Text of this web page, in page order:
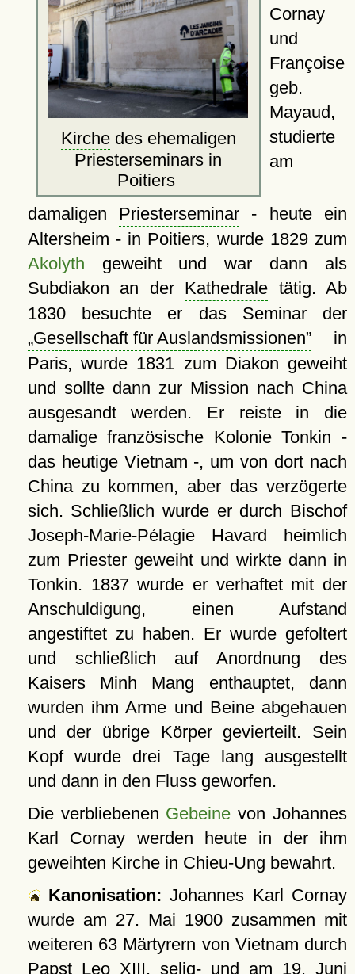
Kirchedes ehemaligen
Priesterseminars in
Poitiers
Cornay
und
Françoise
geb.
Mayaud,
studierte
am
damaligen Priesterseminar - heute ein
Altersheim - in Poitiers, wurde 1829 zum
Akolyth geweiht und war dann als
Subdiakon an der Kathedrale tätig. Ab
1830 besuchte er das Seminar der
Gesellschaft für Auslandsmissionen in
Paris, wurde 1831 zum Diakon geweiht
und sollte dann zur Mission nach China
ausgesandt werden. Er reiste in die
damalige französische Kolonie Tonkin -
das heutige Vietnam -, um von dort nach
China zu kommen, aber das verzögerte
sich. Schließlich wurde er durch Bischof
Joseph-Marie-Pélagie Havard heimlich
zum Priester geweiht und wirkte dann in
Tonkin. 1837 wurde er verhaftet mit der
Anschuldigung, einen Aufstand
angestiftet zu haben. Er wurde gefoltert
und schließlich auf Anordnung des
Kaisers Minh Mang enthauptet, dann
wurden ihm Arme und Beine abgehauen
und der übrige Körper gevierteilt. Sein
Kopf wurde drei Tage lang ausgestellt
und dann in den Fluss geworfen.
Die verbliebenen Gebeine von Johannes
Karl Cornay werden heute in der ihm
geweihten Kirche in Chieu-Ung bewahrt.
Kanonisation: Johannes Karl Cornay
wurde am 27. Mai 1900zusammen mit
weiteren 63 Märtyrern von Vietnam durch
Papst Leo XIII. selig- und am 19. Juni